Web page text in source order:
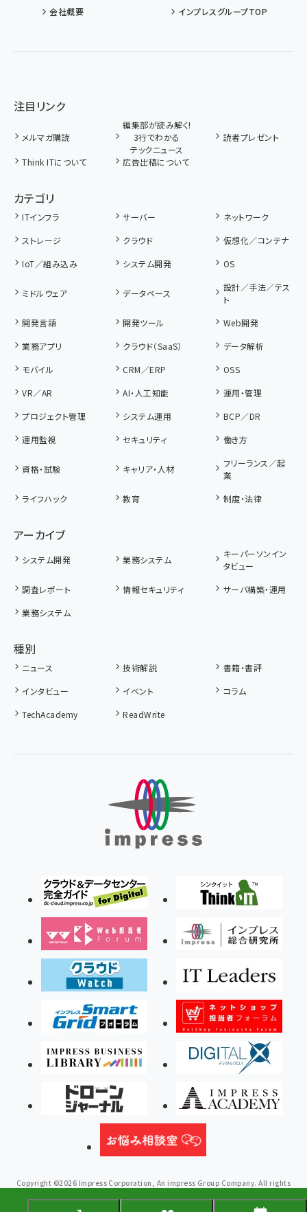
会社概要
インプレスグループTOP
注目リンク
メルマガ購読
編集部が読み解く!
3行でわかる
テックニュース
読者プレゼント
Think ITについて 広告出稿について
カテゴリ
ITインフラ サーバー
ネットワーク
ストレージ
クラウド
仮想化／コンテナ
IoT／組み込み
システム開発 OS
ミドルウェア データベース
設計／手法／テス
ト
開発言語
開発ツール
Web開発
業務アプリ
クラウド（SaaS）
データ解析
モバイル
CRM／ERP
OSS
VR／AR
AI・人工知能
運用・管理
プロジェクト管理
システム運用
BCP／DR
運用監視
セキュリティ 働き方
資格・試験 キャリア・人材
フリーランス／起
業
ライフハック
教育 制度・法律
アーカイブ
システム開発 業務システム
キーパーソンイン
タビュー
調査レポート
情報セキュリティ
サーバ構築・運用
業務システム
種別
ニュース 技術解説
書籍・書評
インタビュー
イベント
コラム
TechAcademy
ReadWrite
Copyright ©2026 Impress Corporation, An impress Group Company. All rights